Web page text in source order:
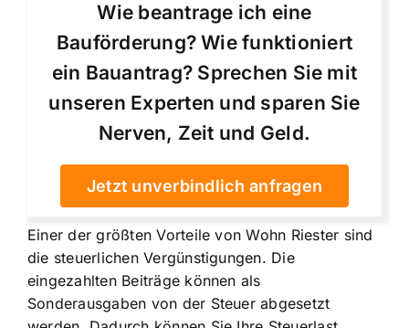
Wie beantrage ich eine
Bauförderung? Wie funktioniert
ein Bauantrag? Sprechen Sie mit
unseren Experten und sparen Sie
Nerven, Zeit und Geld.
Jetzt unverbindlich anfragen
Einer der größten Vorteile von Wohn Riester sind
die steuerlichen Vergünstigungen. Die
eingezahlten Beiträge können als
Sonderausgaben von der Steuer abgesetzt